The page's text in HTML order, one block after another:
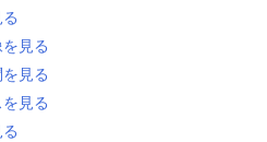
見る
見る
見る